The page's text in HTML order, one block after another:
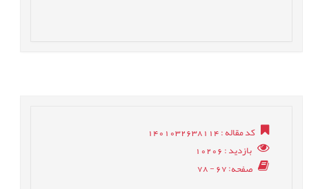
کد مقاله: 1401032638114
بازدید: 10206
صفحه: 67 - 78